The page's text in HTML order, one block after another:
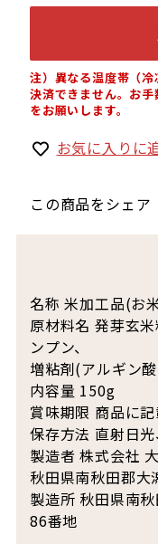
注）異なる温度帯（
決済できません。お
をお願いします。
お気に入りに
この商品をシェア
名称 米加工品(お
原材料名 発芽玄
ンプン、
増粘剤(アルギン
内容量 150g
賞味期限 商品に
保存方法 直射日光
製造者 株式会社
秋田県南秋田郡
製造所 秋田県南
86番地